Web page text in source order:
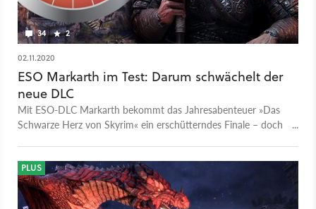
34 2
02.11.2020
ESO Markarth im Test: Darum schwächelt der
neue DLC
Mit ESO-DLC Markarth bekommt das Jahresabenteuer »Das
Schwarze Herz von Skyrim« ein erschütterndes Finale – doch
PLUS